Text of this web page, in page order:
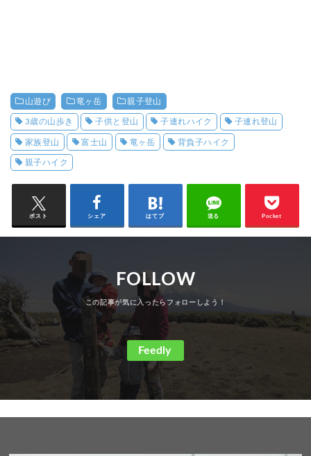
山遊び 竜ヶ岳 親子登山
3歳の山歩き 子供と登山 子連れハイク 子連れ登山
家族登山 富士山 竜ヶ岳 背負子ハイク
親子ハイク
ポスト シェア はてブ 送る Pocket
FOLLOW
Feedly